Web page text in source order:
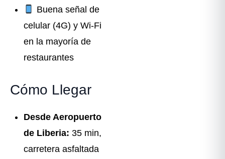
Buena señal de
celular (4G) y Wi-Fi
en la mayoría de
restaurantes
Cómo Llegar
Desde Aeropuerto
de Liberia: 35 min,
carretera asfaltada